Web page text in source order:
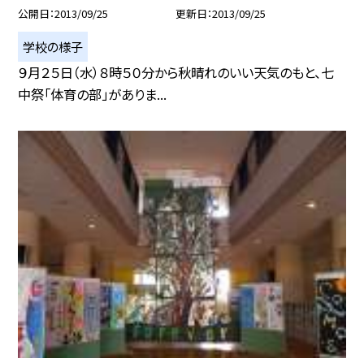
公開日 2013/09/25 更新日 2013/09/25
学校の様子
９月２５日（水）８時５０分から秋晴れのいい天気のもと、七
中祭「体育の部」がありま...